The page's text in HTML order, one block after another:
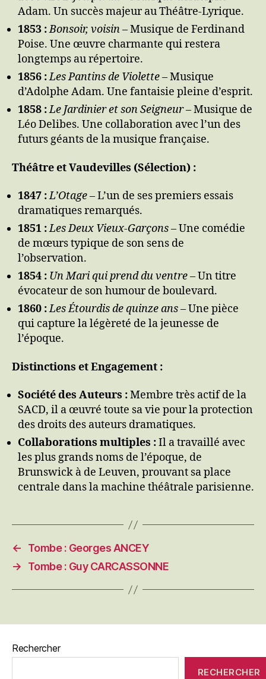
Adam. Un succès majeur au Théâtre-Lyrique.
1853 :Bonsoir, voisin– Musique de Ferdinand
Poise. Une œuvre charmante qui restera
longtemps au répertoire.
1856 :Les Pantins de Violette– Musique
d’Adolphe Adam. Une fantaisie pleine d’esprit.
1858 :Le Jardinier et son Seigneur– Musique de
Léo Delibes. Une collaboration avec l’un des
futurs géants de la musique française.
Théâtre et Vaudevilles (Sélection) :
1847 :L’Otage– L’un de ses premiers essais
dramatiques remarqués.
1851 :Les Deux Vieux-Garçons– Une comédie
de mœurs typique de son sens de
l’observation.
1854 : Un Mari qui prend du ventre– Un titre
évocateur de son humour de boulevard.
1860 :Les Étourdis de quinze ans– Une pièce
qui capture la légèreté de la jeunesse de
l’époque.
Distinctions et Engagement :
Société des Auteurs :Membre très actif de la
SACD, il a œuvré toute sa vie pour la protection
des droits des auteurs dramatiques.
Collaborations multiples :Il a travaillé avec
les plus grands noms de l’époque, de
Brunswick à de Leuven, prouvant sa place
centrale dans la machine théâtrale parisienne.
←
Tombe : Georges ANCEY
→
Tombe : Guy CARCASSONNE
Rechercher
RECHERCHER